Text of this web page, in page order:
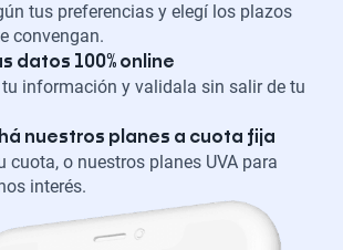
tus preferencias y elegí los plazos
convengan.
datos 100% online
información y validala sin salir de tu
nuestros planes a cuota fija
cuota, o nuestros planes UVA para
interés.